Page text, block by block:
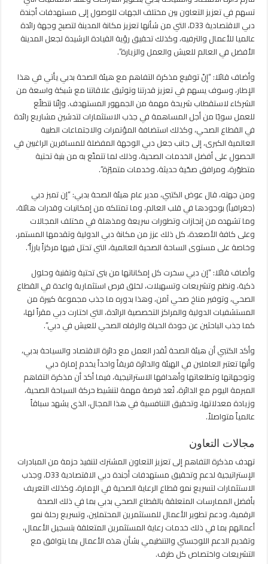
تسهم في تعزيز التعاون بين مختلف الجهات للوصول إلى مستهدفات أجندة
دبي الاقتصادية D33، التي من شأنها تعزيز مكانة المدينة لتصبح وجهة رائدة
عالميا للأعمال والترفيه، وكذلك تحقيق رؤية القيادة الرشيدة لجعل المدينة
الأفضل في العالم للعيش والعمل والزيارة”.
وأضاف قائلا: “إنّ توقيع مذكرة التفاهم مع هيئة الصحة بدبي يأتي في هذا
الإطار، وسوف يسهم في تعزيز قدرتنا وتوثيق علاقاتنا مع شبكة واسعة من
الشركاء لاستقطاب شريحة مهمة من الجمهور المستهدف. وإنّنا نتطلّع
للعمل سويّا من أجل المساهمة في جذب الاستثمارات لتدشين مشاريع رائدة
في القطاع الصحي، وكذلك استضافة المؤتمرات والاجتماعات الطبية
العالمية الكبرى، إلى جانب جعل دبي الوجهة المفضلة للمسافرين الراغبين في
الحصول على أفضل الخدمات الصحية، وذلك لما تتمتّع به من بنية تحتية
متطوّرة، ومرافق صحّية حديثة، وخدمات متميّزة”.
ومن جهته، قال عوض الكتبي، مدير عام هيئة الصحة بدبي: “إن تميز دبي
(جغرافياً) بوجودها في قلب العالم، وما تمتلكه من إمكانيات وقدرات هائلة،
وما تشهده من إنجازات وتطورات سريعة ومذهلة في مختلف المجالات
وعلى كافة الأصعدة، كل ذلك عزز من مكانة دبي الدولية وتقدمها المستمر،
وخاصة على مستوى الساحة الصحية العالمية، التي تحتل فيها مركزاً بارزاً”.
وأضاف قائلا: “إن دبي سخرت كل إمكاناتها من بنى تحتية وتقنية وحلول
ذكية، ونظم وتشريعات وتسهيلات، لخلق فرص استثمارية واعدة في القطاع
الصحي، وتوفير مناخ صحي آمن، وهذا بدوره ما جذب مجموعة كبيرة من
المستشفيات الدولية والمراكز التخصصية الرائدة، التي اختارت دبي مقراً لها،
كما جذب الباحثين عن جودة الحياة والرفاه الصحي للعيش في دبي”.
وأكد الكتبي أن هيئة الصحة تُقدر العمل مع دائرة الاقتصاد والسياحة بدبي،
وأنها تعتبر العاملين في الهيئة والدائرة فريقاً واحداً يخدم إمارة دبي
وتوجهاتها وتطلعاتها وأهدافها الاستراتيجية، فيما أكد أن مذكرة التفاهم
المبرمة اليوم مع الدائرة، تُعد فرصة مهمة لتنشيط حركة السياحة الصحية،
وزيادة معدلاتها، وتحقيق التنافسية في هذا المجال، الذي يشهد سباقاً
عالمياً متواصلاً.
مجالات التعاون
تهدف مذكرة التفاهم إلى تعزيز التعاون المشترك لتنفيذ حزمة من المبادرات
الإستراتيجية لدعم وتحقيق مستهدفات أجندة دبي الاقتصادية D33، وجذب
الاستثمارات لتسريع نمو قطاع الرعاية الصحية في الإمارة، وكذلك التعريف
بأفضل الممارسات المتعلقة بالقطاع الصحي بدبي بما في ذلك الصحة
الرقمية، ودعم تطوير الأعمال للمستثمرين المحتملين، وتسريع رحلة نمو
أعمالهم بما في ذلك خدمات رعاية المستثمرين المتعلقة بتسجيل الأعمال،
وتقديم الدعم اللوجستي والتنظيمي بشأن هذه الأعمال بما يتوافق مع
التشريعات واختصاص كل طرف.